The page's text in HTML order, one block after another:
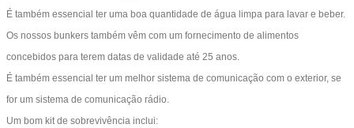
É também essencial ter uma boa quantidade de água limpa para lavar e beber.
Os nossos bunkers também vêm com um fornecimento de alimentos
concebidos para terem datas de validade até 25 anos.
É também essencial ter um melhor sistema de comunicação com o exterior, se
for um sistema de comunicação rádio.
Um bom kit de sobrevivência inclui: